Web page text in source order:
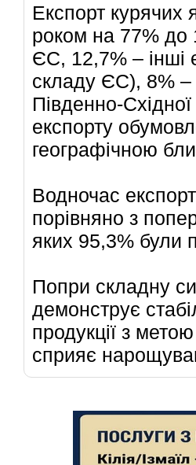
Експорт курячих
роком на 77% до
ЄС, 12,7% – інші
складу ЄС), 8% –
Південно-
експорту
географічною
Водночас
порівняно з
яких 95,3% були
Попри складну
демонструє
продукції з
сприяє